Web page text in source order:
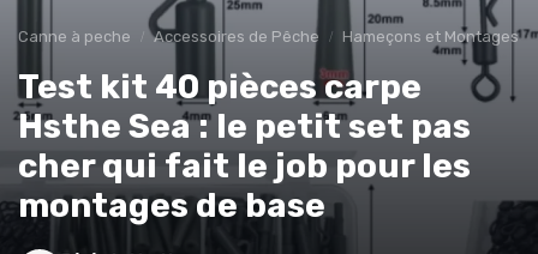
Canne à peche Accessoires de Pêche Hameçons et Montages
Test kit 40 pièces carpe
Hsthe Sea : le petit set pas
cher qui fait le job pour les
montages de base